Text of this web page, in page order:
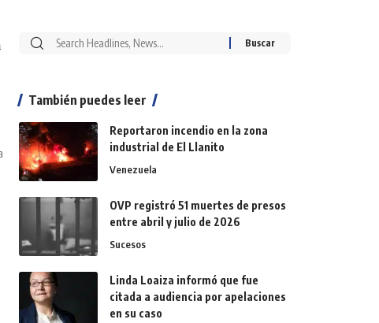
También puedes leer
Reportaron incendio en la zona
industrial de El Llanito
Venezuela
OVP registró 51 muertes de presos
entre abril y julio de 2026
Sucesos
Linda Loaiza informó que fue
citada a audiencia por apelaciones
en su caso